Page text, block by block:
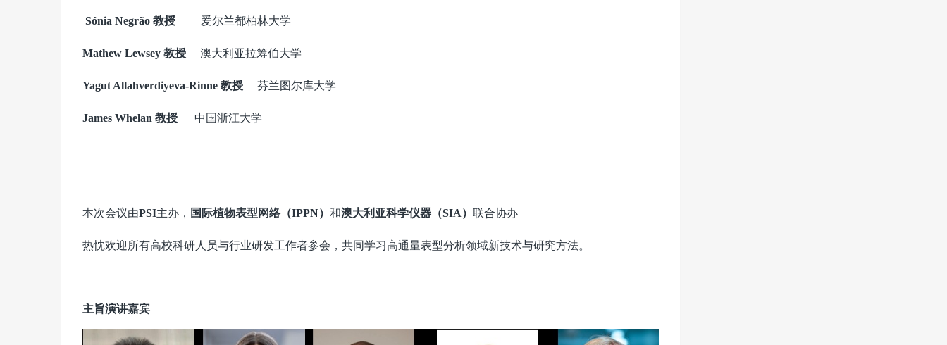
Sónia Negrão 教授 爱尔兰都柏林大学
Mathew Lewsey 教授 澳大利亚拉筹伯大学
Yagut Allahverdiyeva-Rinne 教授 芬兰图尔库大学
James Whelan 教授 中国浙江大学
本次会议由PSI主办， 国际植物表型网络（IPPN） 和澳大利亚科学仪器（SIA） 联合协办
热忱欢迎所有高校科研人员与行业研发工作者参会，共同学习高通量表型分析领域新技术与研究方法。
主旨演讲嘉宾